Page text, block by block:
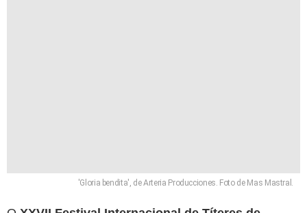
'Gloria bendita', de Arteria Producciones. Foto de Mas Mastral.